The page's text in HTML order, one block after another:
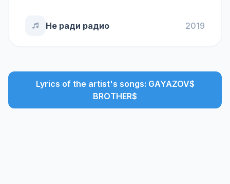
Не ради радио 2019
Lyrics of the artist's songs: GAYAZOV$
BROTHER$